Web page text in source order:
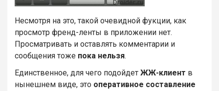
Несмотря на это, такой очевидной фукции, как
просмотр френд-ленты в приложении нет.
Просматривать и оставлять комментарии и
сообщения тоже пока нельзя.
Единственное, для чего подойдет ЖЖ-клиент в
нынешнем виде, это оперативное составление